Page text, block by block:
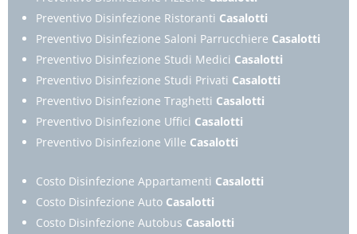
Preventivo Disinfezione Ristoranti Casalotti
Preventivo Disinfezione Saloni Parrucchiere Casalotti
Preventivo Disinfezione Studi Medici Casalotti
Preventivo Disinfezione Studi Privati Casalotti
Preventivo Disinfezione Traghetti Casalotti
Preventivo Disinfezione Uffici Casalotti
Preventivo Disinfezione Ville Casalotti
Costo Disinfezione Appartamenti Casalotti
Costo Disinfezione Auto Casalotti
Costo Disinfezione Autobus Casalotti